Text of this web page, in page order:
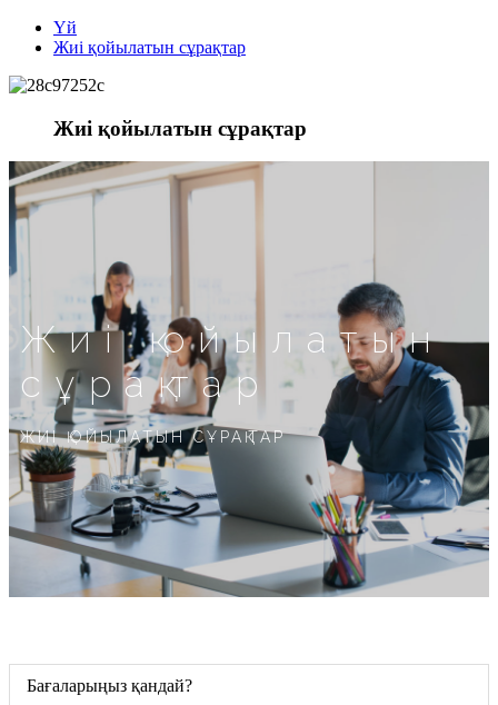
Үй
Жиі қойылатын сұрақтар
Жиі қойылатын сұрақтар
Жиі қойылатын
сұрақтар
ЖИІ ҚОЙЫЛАТЫН СҰРАҚТАР
Бағаларыңыз қандай?